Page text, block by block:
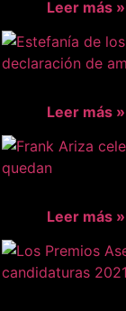
Leer más »
Leer más »
Leer más »